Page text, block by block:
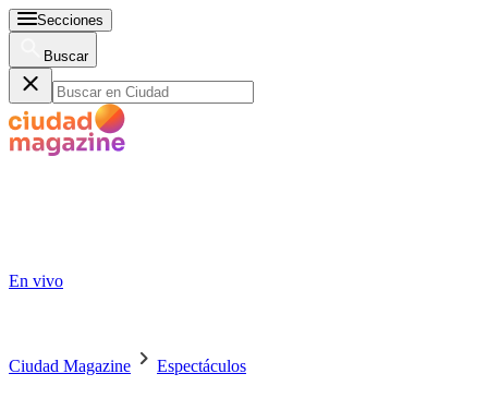
Secciones
Buscar
En vivo
Ciudad Magazine Espectáculos